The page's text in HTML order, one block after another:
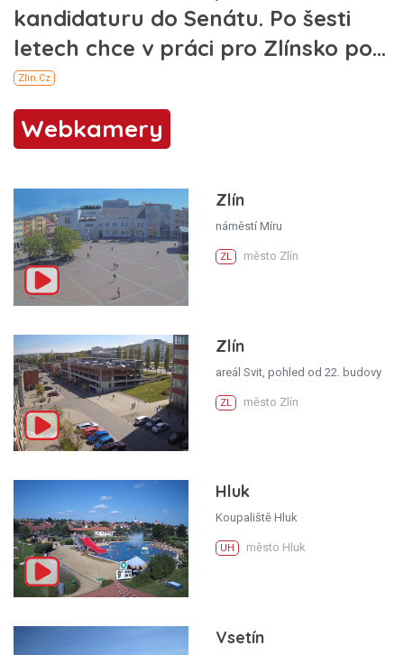
Webkamery
Zlín
náměstí Míru
ZL město Zlín
Zlín
areál Svit, pohled od 22. budovy
ZL město Zlín
Hluk
Koupaliště Hluk
UH město Hluk
Vsetín